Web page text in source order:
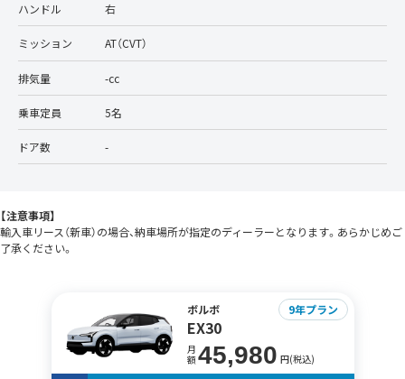
ハンドル 右
ミッション AT（CVT）
排気量 -cc
乗車定員 5名
ドア数 -
【注意事項】
輸入車リース（新車）の場合、納車場所が指定のディーラーとなります。あらかじめご
了承ください。
ボルボ
EX30
月
額45,980 円(税込)
9年プラン